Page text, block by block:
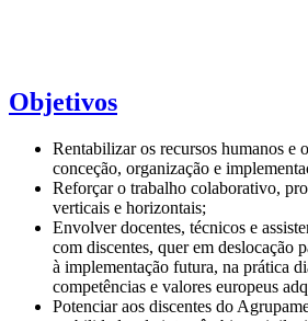
Objetivos
Rentabilizar os recursos humanos e
conceção, organização e
Reforçar o trabalho colaborativo,
verticais e horizontais;
Envolver docentes, técnicos e
com discentes, quer em deslocação
à implementação futura, na prática
competências e valores europeus
Potenciar aos discentes do